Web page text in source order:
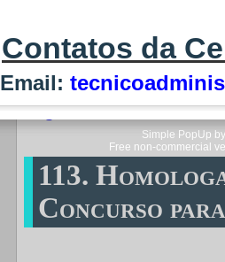
Cliqueaquipara
"Agendamento de
113.
Concurso
Contatos da
Email:
Simple PopUp
Free non-commercial